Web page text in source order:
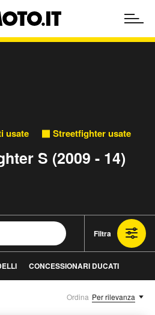
usate Streetfighter usate
S (2009 - 14)
Filtra
CONCESSIONARI DUCATI
Ordina Per rilevanza